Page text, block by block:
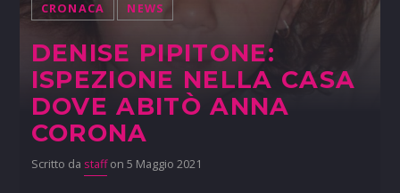
CRONACA NEWS
DENISE PIPITONE:
ISPEZIONE NELLA CASA
DOVE ABITÒ ANNA
CORONA
Scritto da staffon 5 Maggio 2021